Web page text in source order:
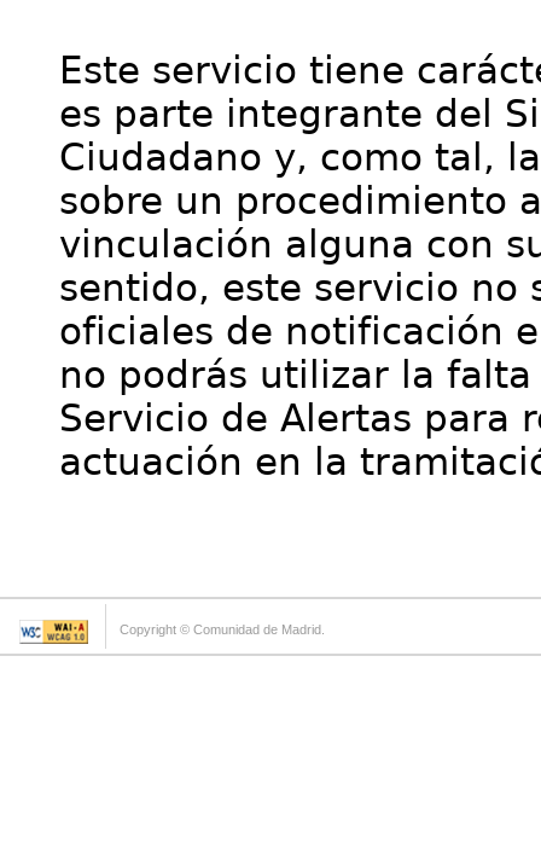
Este servicio tiene
es parte integrante del
Ciudadano y, como tal,
sobre un procedimiento
vinculación alguna con
sentido, este servicio no
oficiales de notificación
no podrás utilizar la
Servicio de Alertas para
actuación en la
Copyright © Comunidad de Madrid.